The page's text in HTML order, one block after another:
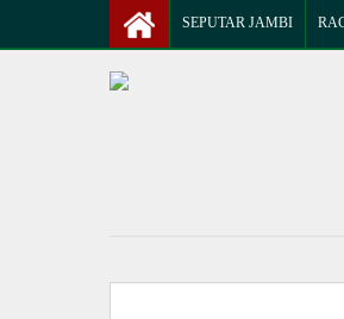
SEPUTAR JAMBI